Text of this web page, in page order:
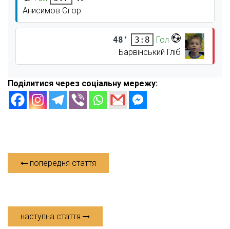
Анисимов Єгор
48' 3:8
Гол
Барвінський Гліб
Поділитися через соціальну мережу:
попередня стаття
наступна стаття